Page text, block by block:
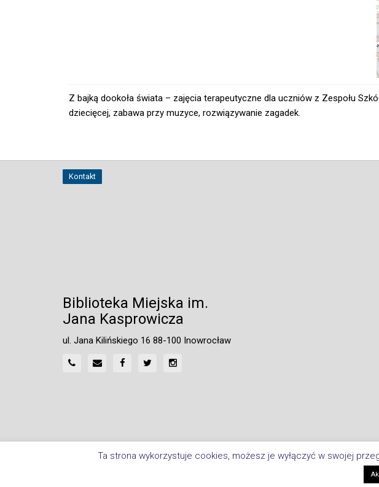
Z bajką dookoła świata – zajęcia terapeutyczne dla uczniów z Zespołu
dziecięcej, zabawa przy muzyce, rozwiązywanie zagadek.
Kontakt
Biblioteka Miejska im.
Jana Kasprowicza
ul. Jana Kilińskiego 16 88-100 Inowrocław
Ta strona wykorzystuje cookies, możesz je wyłączyć w swojej